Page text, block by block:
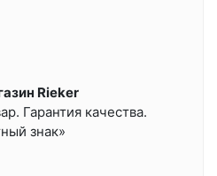
Rieker
Гарантия качества.
знак»